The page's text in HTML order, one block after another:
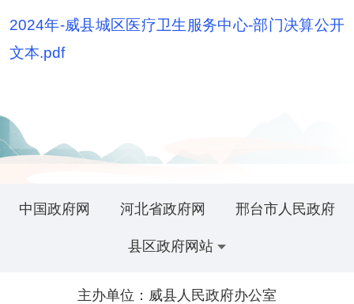
2024年-威县城区医疗卫生服务中心-部门决算公开
文本.pdf
中国政府网 河北省政府网 邢台市人民政府
县区政府网站
主办单位：威县人民政府办公室